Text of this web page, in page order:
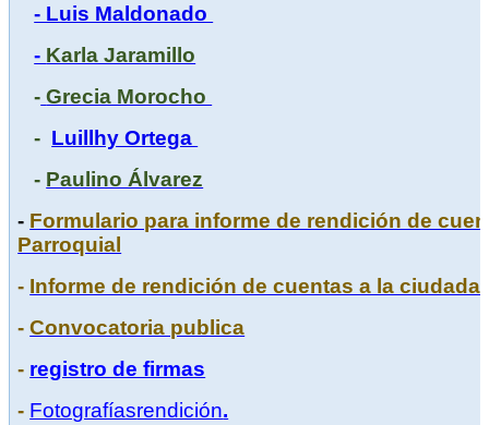
- Luis Maldonado
- Karla Jaramillo
- Grecia Morocho
- Luillhy Ortega
- Paulino Álvarez
- Formulario para informe de rendición de
Parroquial
- Informe de rendición de cuentas a la
-Convocatoria publica
- registro de firmas
- Fotografíasrendición.